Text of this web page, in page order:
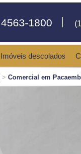
4563-1800
Imóveis descolados
> Comercial em